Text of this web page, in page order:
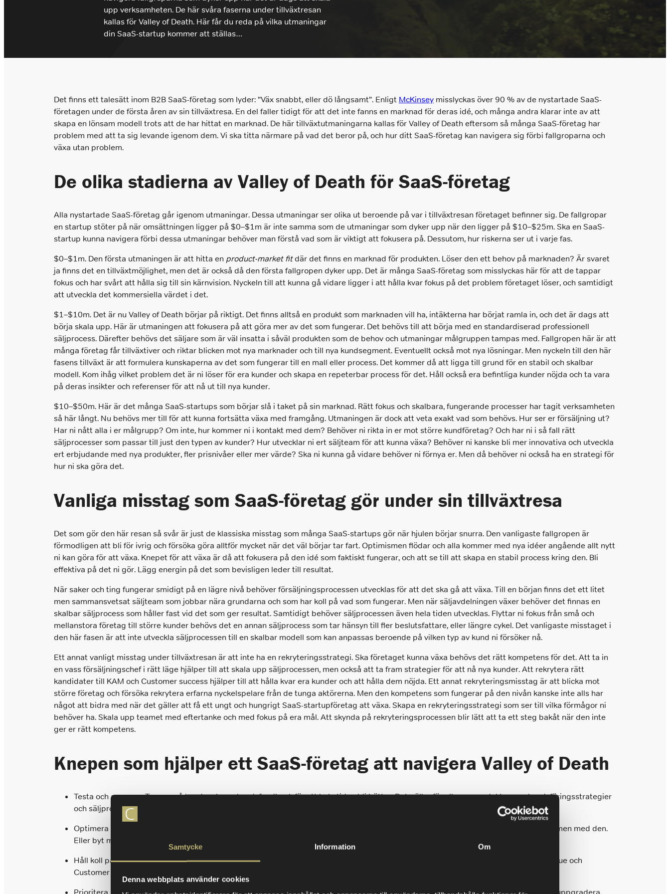
Samtycke Information Om
Denna webbplats använder cookies
Hyr en Säljare
Vi hyr ut säljarna som tar er till nästa nivå.
Chefsrekrytering
Interimslösningar
Interim rekrytering inom försäljning och
management
Om du behöver stärka ditt marknadsteam
hjälper vi dig.
Hyr en Säljare
När ni vill hyra in en säljare
Tilläggstjänster
Prissättning
Enkel och logisk prissättning baserat på
den kompetensnivå ni behöver rekrytera
upp verksamheten. De här svåra faserna under tillväxtresan
kallas för Valley of Death. Här får du reda på vilka utmaningar
din SaaS-startup kommer att ställas…
Det finns ett talesätt inom B2B SaaS-företag som lyder: ”Väx snabbt, eller dö långsamt”. Enligt McKinsey misslyckas över 90 % av de nystartade SaaS-
företagen under de första åren av sin tillväxtresa. En del faller tidigt för att det inte fanns en marknad för deras idé, och många andra klarar inte av att
skapa en lönsam modell trots att de har hittat en marknad. De här tillväxtutmaningarna kallas för Valley of Death eftersom så många SaaS-företag har
problem med att ta sig levande igenom dem. Vi ska titta närmare på vad det beror på, och hur ditt SaaS-företag kan navigera sig förbi fallgroparna och
växa utan problem.
De olika stadierna av Valley of Death för SaaS-företag
Alla nystartade SaaS-företag går igenom utmaningar. Dessa utmaningar ser olika ut beroende på var i tillväxtresan företaget befinner sig. De fallgropar
en startup stöter på när omsättningen ligger på $0–$1m är inte samma som de utmaningar som dyker upp när den ligger på $10–$25m. Ska en SaaS-
startup kunna navigera förbi dessa utmaningar behöver man förstå vad som är viktigt att fokusera på. Dessutom, hur riskerna ser ut i varje fas.
$0–$1m. Den första utmaningen är att hitta en product-market fitdär det finns en marknad för produkten. Löser den ett behov på marknaden? Är svaret
ja finns det en tillväxtmöjlighet, men det är också då den första fallgropen dyker upp. Det är många SaaS-företag som misslyckas här för att de tappar
fokus och har svårt att hålla sig till sin kärnvision. Nyckeln till att kunna gå vidare ligger i att hålla kvar fokus på det problem företaget löser, och samtidigt
att utveckla det kommersiella värdet i det.
$1–$10m. Det är nu Valley of Death börjar på riktigt. Det finns alltså en produkt som marknaden vill ha, intäkterna har börjat ramla in, och det är dags att
börja skala upp. Här är utmaningen att fokusera på att göra mer av det som fungerar. Det behövs till att börja med en standardiserad professionell
säljprocess. Därefter behövs det säljare som är väl insatta i såväl produkten som de behov och utmaningar målgruppen tampas med. Fallgropen här är att
många företag får tillväxtiver och riktar blicken mot nya marknader och till nya kundsegment. Eventuellt också mot nya lösningar. Men nyckeln till den här
fasens tillväxt är att formulera kunskaperna av det som fungerar till en mall eller process. Det kommer då att ligga till grund för en stabil och skalbar
modell. Kom ihåg vilket problem det är ni löser för era kunder och skapa en repeterbar process för det. Håll också era befintliga kunder nöjda och ta vara
på deras insikter och referenser för att nå ut till nya kunder.
$10–$50m. Här är det många SaaS-startups som börjar slå i taket på sin marknad. Rätt fokus och skalbara, fungerande processer har tagit verksamheten
så här långt. Nu behövs mer till för att kunna fortsätta växa med framgång. Utmaningen är dock att veta exakt vad som behövs. Hur ser er försäljning ut?
Har ni nått alla i er målgrupp? Om inte, hur kommer ni i kontakt med dem? Behöver ni rikta in er mot större kundföretag? Och har ni i så fall rätt
säljprocesser som passar till just den typen av kunder? Hur utvecklar ni ert säljteam för att kunna växa? Behöver ni kanske bli mer innovativa och utveckla
ert erbjudande med nya produkter, fler prisnivåer eller mer värde? Ska ni kunna gå vidare behöver ni förnya er. Men då behöver ni också ha en strategi för
hur ni ska göra det.
Vanliga misstag som SaaS-företag gör under sin tillväxtresa
Det som gör den här resan så svår är just de klassiska misstag som många SaaS-startups gör när hjulen börjar snurra. Den vanligaste fallgropen är
förmodligen att bli för ivrig och försöka göra alltför mycket när det väl börjar tar fart. Optimismen flödar och alla kommer med nya idéer angående allt nytt
ni kan göra för att växa. Knepet för att växa är då att fokusera på den idé som faktiskt fungerar, och att se till att skapa en stabil process kring den. Bli
effektiva på det ni gör. Lägg energin på det som bevisligen leder till resultat.
När saker och ting fungerar smidigt på en lägre nivå behöver försäljningsprocessen utvecklas för att det ska gå att växa. Till en början finns det ett litet
men sammansvetsat säljteam som jobbar nära grundarna och som har koll på vad som fungerar. Men när säljavdelningen växer behöver det finnas en
skalbar säljprocess som håller fast vid det som ger resultat. Samtidigt behöver säljprocessen även hela tiden utvecklas. Flyttar ni fokus från små och
mellanstora företag till större kunder behövs det en annan säljprocess som tar hänsyn till fler beslutsfattare, eller längre cykel. Det vanligaste misstaget i
den här fasen är att inte utveckla säljprocessen till en skalbar modell som kan anpassas beroende på vilken typ av kund ni försöker nå.
Ett annat vanligt misstag under tillväxtresan är att inte ha en rekryteringsstrategi. Ska företaget kunna växa behövs det rätt kompetens för det. Att ta in
en vass försäljningschef i rätt läge hjälper till att skala upp säljprocessen, men också att ta fram strategier för att nå nya kunder. Att rekrytera rätt
kandidater till KAM och Customer success hjälper till att hålla kvar era kunder och att hålla dem nöjda. Ett annat rekryteringsmisstag är att blicka mot
större företag och försöka rekrytera erfarna nyckelspelare från de tunga aktörerna. Men den kompetens som fungerar på den nivån kanske inte alls har
något att bidra med när det gäller att få ett ungt och hungrigt SaaS-startupföretag att växa. Skapa en rekryteringsstrategi som ser till vilka förmågor ni
behöver ha. Skala upp teamet med eftertanke och med fokus på era mål. Att skynda på rekryteringsprocessen blir lätt att ta ett steg bakåt när den inte
ger er rätt kompetens.
Knepen som hjälper ett SaaS-företag att navigera Valley of Death
Testa och anpassa. Ta vara på kund- och marknadsfeedback för att hela tiden bli bättre. Det gäller för alla era produkter, marknadsföringsstrategier
och säljprocesser. Startups som lyckas är lyhörda och snabba på att anpassa sig.
Optimera försäljningsprocessen. Ger en metod inte de förväntade intäkterna eller har en för hög CAC, identifiera och åtgärda problemen med den.
Eller byt modell om det visar sig att ni är inne på fel spår.
Håll koll på era viktiga KPI:er. Viktiga mått för B2B SaaS är bland annat Monthly Recurring Revenue, churn rate, Customer Lifetime Value och
Customer Acquisition Cost. Det är mätvärden som ger er insikter i om ni har fastnat i Valley of Death eller om ni rör er åt rätt håll.